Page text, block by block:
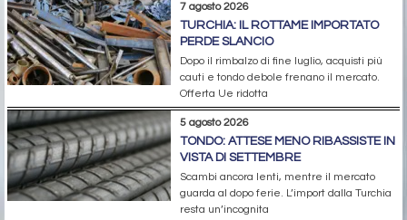
7 agosto 2026
TURCHIA: IL ROTTAME IMPORTATO
PERDE SLANCIO
Dopo il rimbalzo di fine luglio, acquisti più
cauti e tondo debole frenano il mercato.
Offerta Ue ridotta
5 agosto 2026
TONDO: ATTESE MENO RIBASSISTE IN
VISTA DI SETTEMBRE
Scambi ancora lenti, mentre il mercato
guarda al dopo ferie. L’import dalla Turchia
resta un’incognita